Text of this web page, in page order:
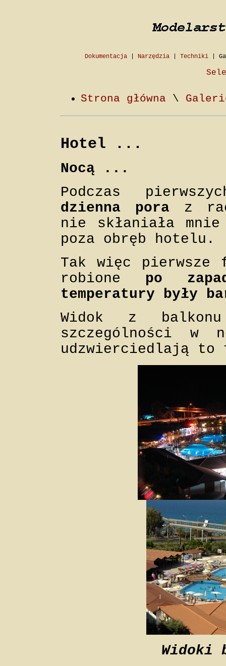
Dokumentacja| Narzędzia| Techniki|
Strona główna \
Hotel ...
Nocą ...
Podczas
dzienna poraz
nie skłaniała mnie
poza obręb hotelu.
Tak więc
robione po
temperatury były
Widok z
szczególności w
udzwierciedlają
Widoki